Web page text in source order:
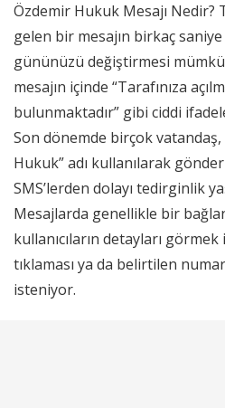
Özdemir Hukuk Mesajı Nedir?
gelen bir mesajın birkaç
gününüzü değiştirmesi
mesajın içinde “Tarafınıza
bulunmaktadır” gibi ciddi
Son dönemde birçok vatandaş,
Hukuk” adı kullanılarak
SMS’lerden dolayı tedirginlik
Mesajlarda genellikle bir
kullanıcıların detayları
tıklaması ya da belirtilen
isteniyor.